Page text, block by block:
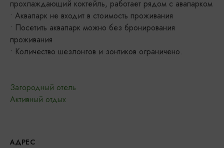
прохлаждающий коктейль, работает рядом с авапарком
• Аквапарк не входит в стоимость проживания
• Посетить аквапарк можно без бронирования
проживания
• Количество шезлонгов и зонтиков ограничено.
Загородный отель
Активный отдых
АДРЕС